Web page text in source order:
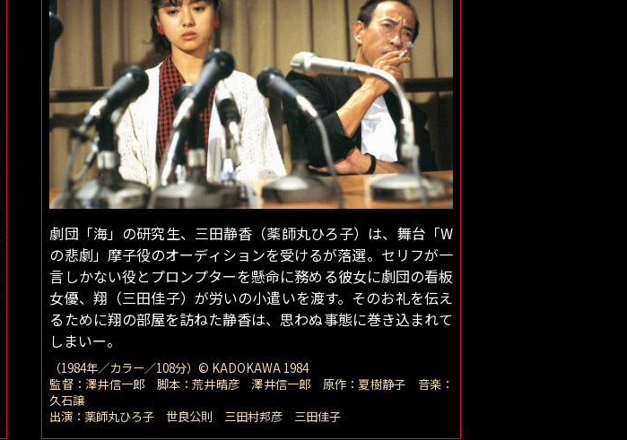
劇団「海」の研究生、三田静香（薬師丸ひろ子）は、舞台「W
の悲劇」摩子役のオーディションを受けるが落選。セリフが一
言しかない役とプロンプターを懸命に務める彼女に劇団の看板
女優、翔（三田佳子）が労いの小遣いを渡す。そのお礼を伝え
るために翔の部屋を訪ねた静香は、思わぬ事態に巻き込まれて
しまいー。
（1984年／カラー／108分）© KADOKAWA 1984
監督：澤井信一郎 脚本：荒井晴彦 澤井信一郎 原作：夏樹静子 音楽：
久石譲
出演：薬師丸ひろ子 世良公則 三田村邦彦 三田佳子